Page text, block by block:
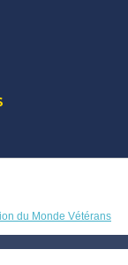
du Monde Vétérans